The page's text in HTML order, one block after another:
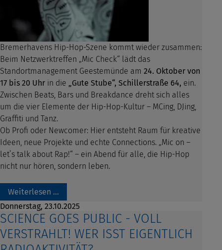
Bremerhavens Hip-Hop-Szene kommt wieder zusammen:
Beim Netzwerktreffen „Mic Check“ lädt das
Standortmanagement Geestemünde am 24. Oktober von
17 bis 20 Uhr in die „Gute Stube“, Schillerstraße 64, ein.
Zwischen Beats, Bars und Breakdance dreht sich alles
um die vier Elemente der Hip-Hop-Kultur – MCing, DJing,
Graffiti und Tanz.
Ob Profi oder Newcomer: Hier entsteht Raum für kreative
Ideen, neue Projekte und echte Connections. „Mic on –
let’s talk about Rap!“ – ein Abend für alle, die Hip-Hop
nicht nur hören, sondern leben.
Weiterlesen …
Donnerstag, 23.10.2025
SCIENCE GOES PUBLIC - VOLL
VERSTRAHLT! WER ISST EIGENTLICH